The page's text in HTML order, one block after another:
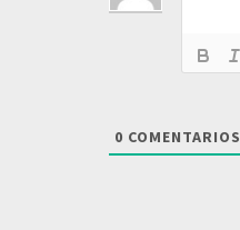
0 COMENTARIOS